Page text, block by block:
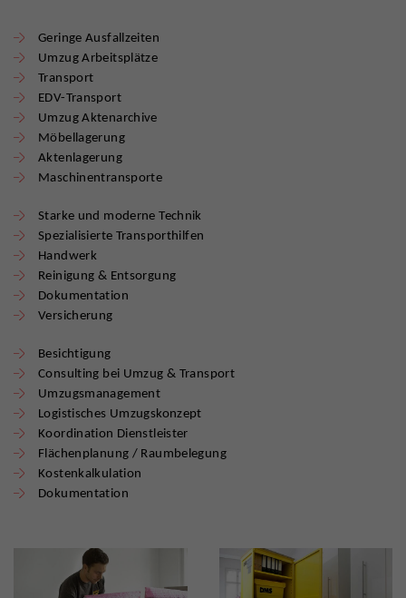
Geringe Ausfallzeiten
Umzug Arbeitsplätze
Transport
EDV-Transport
Umzug Aktenarchive
Möbellagerung
Aktenlagerung
Maschinentransporte
Starke und moderne Technik
Spezialisierte Transporthilfen
Handwerk
Reinigung & Entsorgung
Dokumentation
Versicherung
Besichtigung
Consulting bei Umzug & Transport
Umzugsmanagement
Logistisches Umzugskonzept
Koordination Dienstleister
Flächenplanung / Raumbelegung
Kostenkalkulation
Dokumentation